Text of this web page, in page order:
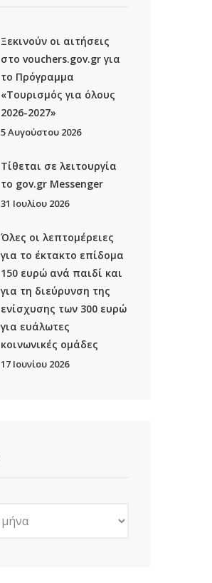
Ξεκινούν οι αιτήσεις
στο vouchers.gov.gr για
το Πρόγραμμα
«Τουρισμός για όλους
2026-2027»
5 Αυγούστου 2026
Τίθεται σε λειτουργία
το gov.gr Μessenger
31 Ιουλίου 2026
Όλες οι λεπτομέρειες
για το έκτακτο επίδομα
150 ευρώ ανά παιδί και
για τη διεύρυνση της
ενίσχυσης των 300 ευρώ
για ευάλωτες
κοινωνικές ομάδες
17 Ιουνίου 2026